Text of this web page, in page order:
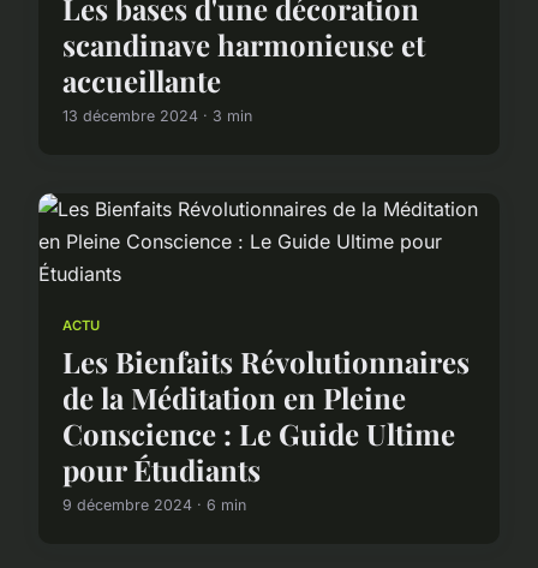
Les bases d'une décoration
scandinave harmonieuse et
accueillante
13 décembre 2024 · 3 min
ACTU
Les Bienfaits Révolutionnaires
de la Méditation en Pleine
Conscience : Le Guide Ultime
pour Étudiants
9 décembre 2024 · 6 min